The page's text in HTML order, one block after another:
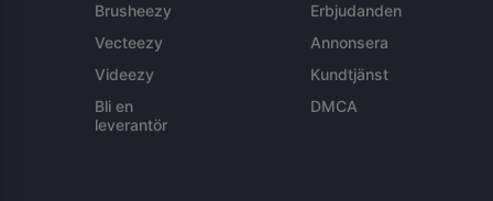
Brusheezy
Vecteezy
Videezy
Bli en
leverantör
Erbjudanden
Annonsera
Kundtjänst
DMCA